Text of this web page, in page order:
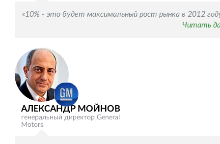
«10% - это будет максимальный рост рынка в 2012
Читать
АЛЕКСАНДР МОЙНОВ
генеральный директор General
Motors